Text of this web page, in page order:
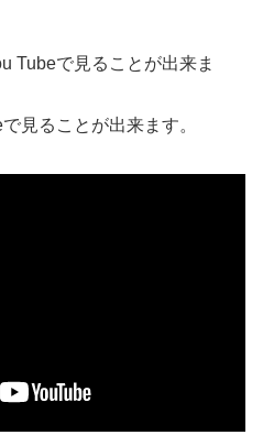
Tubeで見ることが出来ま
見ることが出来ます。